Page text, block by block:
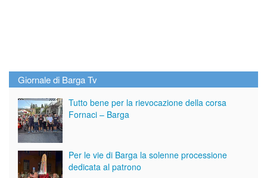
Giornale di Barga Tv
Tutto bene per la rievocazione della corsa
Fornaci – Barga
Per le vie di Barga la solenne processione
dedicata al patrono